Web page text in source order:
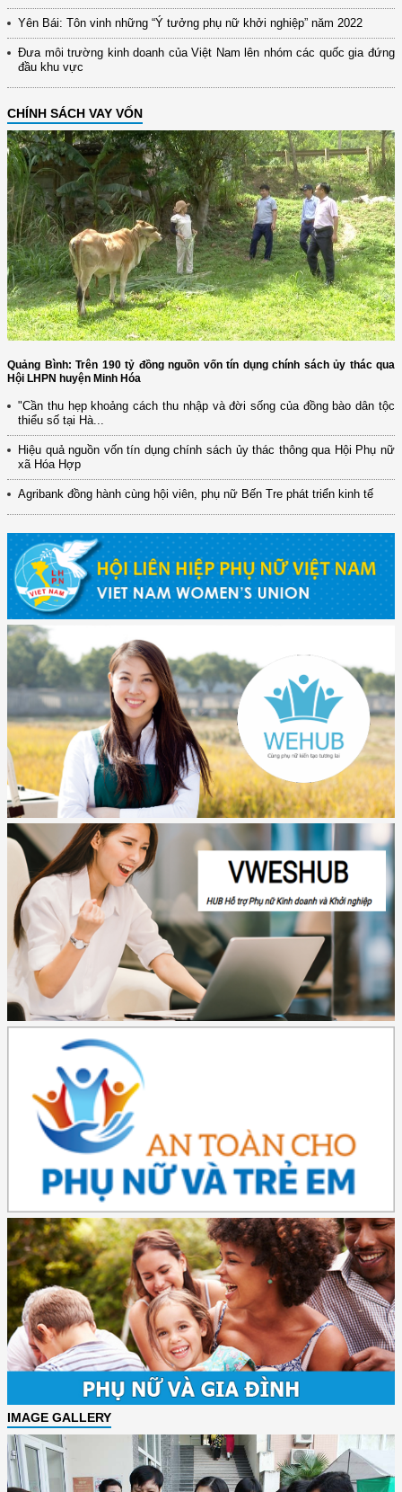
Yên Bái: Tôn vinh những “Ý tưởng phụ nữ khởi nghiệp” năm 2022
Đưa môi trường kinh doanh của Việt Nam lên nhóm các quốc gia đứng
đầu khu vực
CHÍNH SÁCH VAY VỐN
Quảng Bình: Trên 190 tỷ đồng nguồn vốn tín dụng chính sách ủy thác qua
Hội LHPN huyện Minh Hóa
"Cần thu hẹp khoảng cách thu nhập và đời sống của đồng bào dân tộc
thiểu số tại Hà...
Hiệu quả nguồn vốn tín dụng chính sách ủy thác thông qua Hội Phụ nữ
xã Hóa Hợp
Agribank đồng hành cùng hội viên, phụ nữ Bến Tre phát triển kinh tế
IMAGE GALLERY